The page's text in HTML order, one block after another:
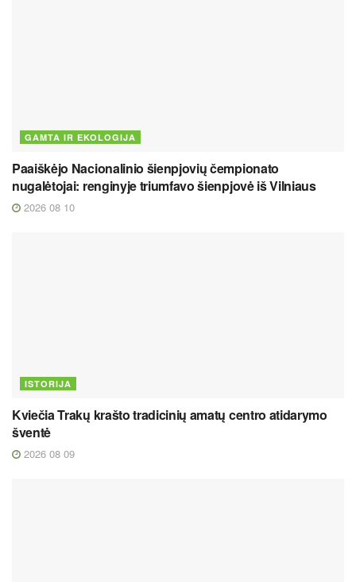
GAMTA IR EKOLOGIJA
Paaiškėjo Nacionalinio šienpjovių čempionato
nugalėtojai: renginyje triumfavo šienpjovė iš Vilniaus
2026 08 10
ISTORIJA
Kviečia Trakų krašto tradicinių amatų centro atidarymo
šventė
2026 08 09